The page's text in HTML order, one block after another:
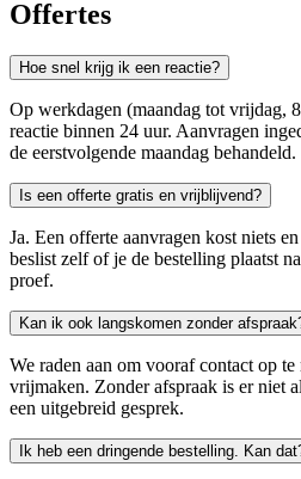
Offertes
Hoe snel krijg ik een reactie?
Op werkdagen (maandag tot vrijdag,
reactie binnen 24 uur. Aanvragen
de eerstvolgende maandag behandeld.
Is een offerte gratis en vrijblijvend?
Ja. Een offerte aanvragen kost niets
beslist zelf of je de bestelling plaatst
proef.
Kan ik ook langskomen zonder
We raden aan om vooraf contact op
vrijmaken. Zonder afspraak is er niet
een uitgebreid gesprek.
Ik heb een dringende bestelling. Kan